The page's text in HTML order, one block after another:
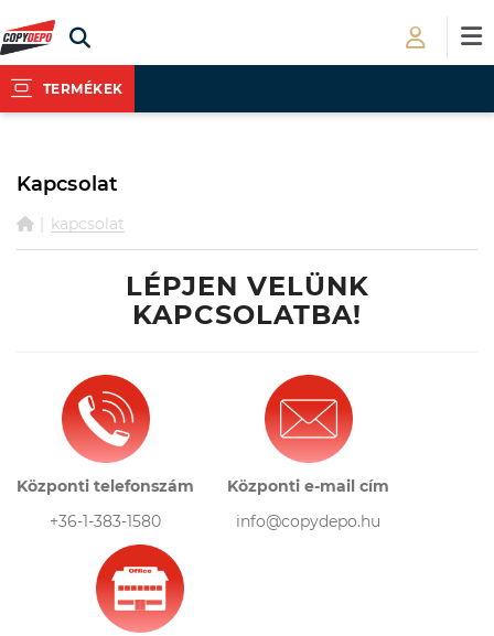
TERMÉKEK
Kapcsolat
kapcsolat
LÉPJEN VELÜNK
KAPCSOLATBA!
Központi telefonszám
+36-1-383-1580
Központi e-mail cím
info@copydepo.hu